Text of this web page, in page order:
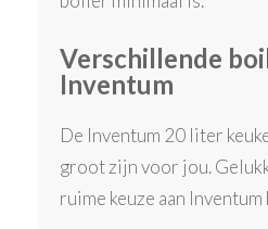
Verschillende
Inventum
De Inventum 20 liter
groot zijn voor jou.
ruime keuze aan